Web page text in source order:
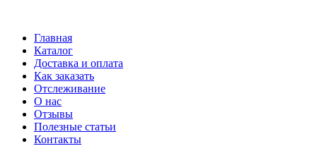
Главная
Каталог
Доставка и оплата
Как заказать
Отслеживание
О нас
Отзывы
Полезные статьи
Контакты